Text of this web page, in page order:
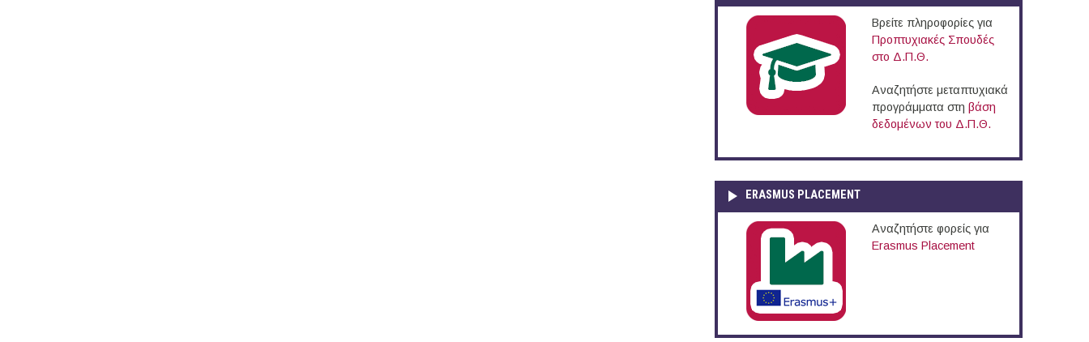
Βρείτε πληροφορίες για
Προπτυχιακές Σπουδές
στο Δ.Π.Θ.
Αναζητήστε μεταπτυχιακά
προγράμματα στη βάση
δεδομένων του Δ.Π.Θ.
ERASMUS PLACEMENT
Αναζητήστε φορείς για
Erasmus Placement